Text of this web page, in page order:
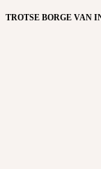
TROTSE BORGE VAN